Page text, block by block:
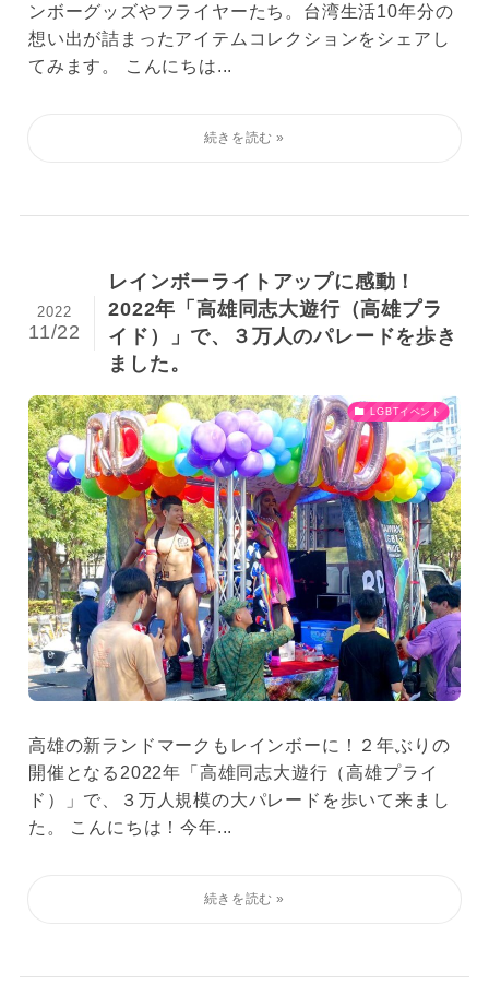
ンボーグッズやフライヤーたち。台湾生活10年分の
想い出が詰まったアイテムコレクションをシェアし
てみます。 こんにちは...
レインボーライトアップに感動！
2022年「高雄同志大遊行（高雄プラ
イド）」で、３万人のパレードを歩き
ました。
2022
11/22
LGBTイベント
高雄の新ランドマークもレインボーに！２年ぶりの
開催となる2022年「高雄同志大遊行（高雄プライ
ド）」で、３万人規模の大パレードを歩いて来まし
た。 こんにちは！今年...